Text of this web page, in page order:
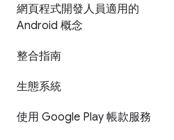
網頁程式開發人員適用的
Android 概念
整合指南
生態系統
使用 Google Play 帳款服務